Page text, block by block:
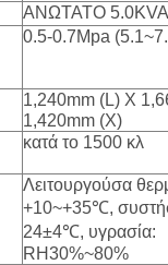
ΑΝΩΤΑΤΟ 5.0KVA
0.5-0.7Mpa
1,240mm (L) Χ
1,420mm (Χ)
κατά το 1500 κλ
Λειτουργούσα
+10~+35℃,
24±4℃, υγρασία:
RH30%~80%